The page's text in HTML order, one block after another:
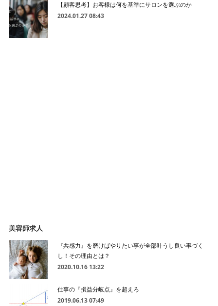
【顧客思考】お客様は何を基準にサロンを選ぶのか
2024.01.27 08:43
美容師求人
『共感力』を磨けばやりたい事が全部叶うし良い事づく
し！その理由とは？
2020.10.16 13:22
仕事の『損益分岐点』を超えろ
2019.06.13 07:49